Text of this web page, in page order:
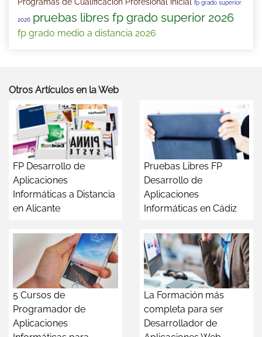
Programas de Cualificación Profesional Inicial fp grado superior
2026 pruebas libres fp grado superior 2026
fp grado medio a distancia 2026
Otros Artículos en la Web
FP Desarrollo de
Aplicaciones
Informáticas a Distancia
en Alicante
Pruebas Libres FP
Desarrollo de
Aplicaciones
Informáticas en Cádiz
5 Cursos de
Programador de
Aplicaciones
La Formación más
completa para ser
Desarrollador de